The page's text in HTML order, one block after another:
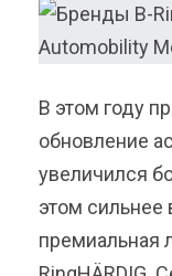
В этом году
обновление
увеличился
этом сильнее
премиальная